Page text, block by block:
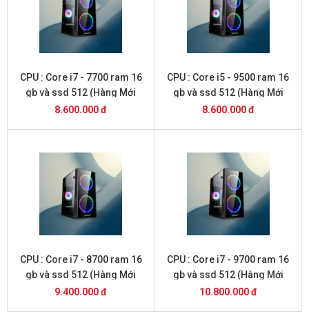
CPU : Core i7 - 7700 ram 16
gb và ssd 512 (Hàng Mới
2026 )
8.600.000 đ
CPU : Core i5 - 9500 ram 16
gb và ssd 512 (Hàng Mới
2026 )
8.600.000 đ
CPU : Core i7 - 8700 ram 16
gb và ssd 512 (Hàng Mới
2026 )
9.400.000 đ
CPU : Core i7 - 9700 ram 16
gb và ssd 512 (Hàng Mới
2026 )
10.800.000 đ